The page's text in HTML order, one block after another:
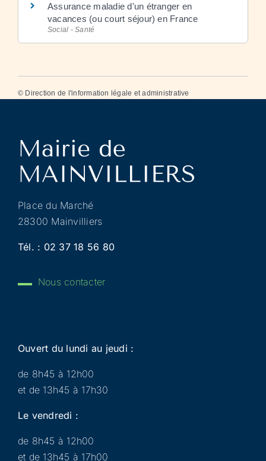
Assurance maladie d'un étranger en
vacances (ou court séjour) en France
Social - Santé
© Direction de l'information légale et administrative
Place du Marché
28300 Mainvilliers
Tél. : 02 37 18 56 80
Nous contacter
Ouvert du lundi au jeudi :
de 8h45 à 12h00
et de 13h45 à 17h30
Le vendredi :
de 8h45 à 12h00
et de 13h45 à 17h00